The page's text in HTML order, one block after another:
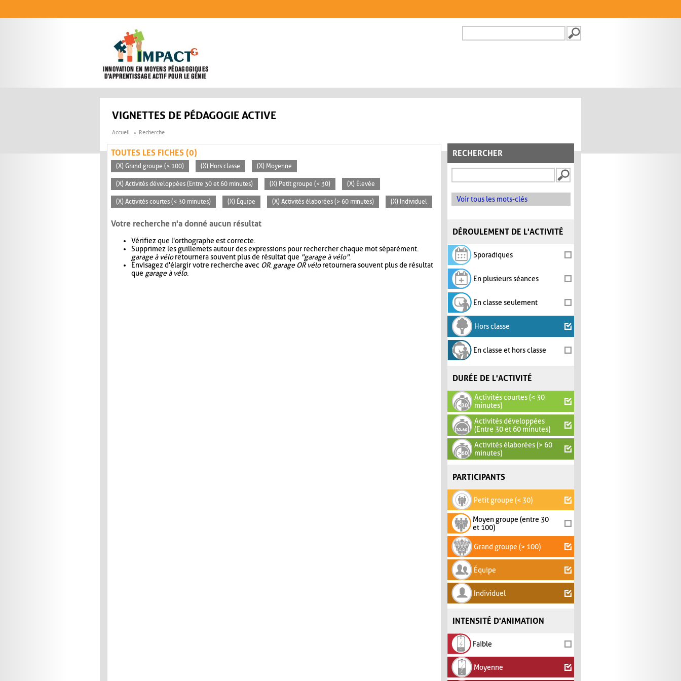
FORMULAIRE DE
VIGNETTES DE PÉDAGOGIE ACTIVE
Accueil Recherche
RECHERCHER
Voir tous les mots-clés
DÉROULEMENT DE L'ACTIVITÉ
Sporadiques
En plusieurs séances
En classe seulement
Hors classe
En classe et hors classe
DURÉE DE L'ACTIVITÉ
Activités courtes (< 30
minutes)
Activités développées
(Entre 30 et 60 minutes)
Activités élaborées (> 60
minutes)
PARTICIPANTS
Petit groupe (< 30)
Moyen groupe (entre 30
et 100)
Grand groupe (> 100)
Équipe
Individuel
INTENSITÉ D'ANIMATION
Faible
Moyenne
TOUTES LES FICHES (0)
(X) Grand groupe (> 100) (X) Hors classe (X) Moyenne
(X) Activités développées (Entre 30 et 60 minutes) (X) Petit groupe (< 30) (X) Élevée
(X) Activités courtes (< 30 minutes) (X) Équipe (X) Activités élaborées (> 60 minutes) (X) Individuel
Votre recherche n'a donné aucun résultat
Vérifiez que l'orthographe est correcte.
Supprimez les guillemets autour des expressions pour rechercher chaque mot séparément.
garage à véloretournera souvent plus de résultat que "garage à vélo".
Envisagez d'élargir votre recherche avec OR. garage OR véloretournera souvent plus de résultat
que garage à vélo.